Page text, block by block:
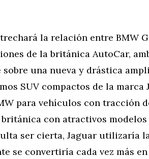
la relación entre BMW
de la británica AutoCar,
una nueva y drástica
SUV compactos de la
para vehículos con tracción
con atractivos modelos
ser cierta, Jaguar utilizaría
se convertiría cada vez más